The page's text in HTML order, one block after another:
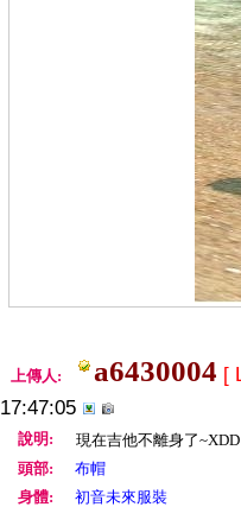
上傳人: a6430004 [
17:47:05
說明:
現在吉他不離身了~XDD
頭部:
布帽
身體:
初音未來服裝